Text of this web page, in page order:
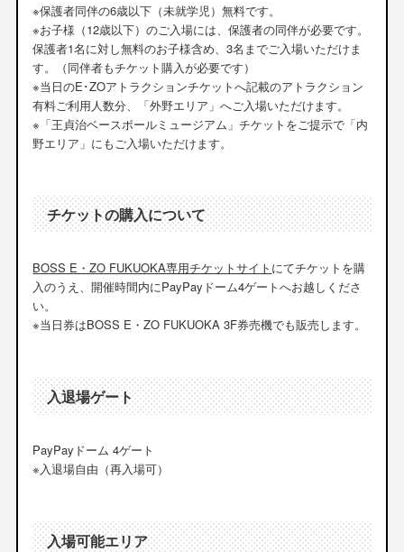
※保護者同伴の6歳以下（未就学児）無料です。
※お子様（12歳以下）のご入場には、保護者の同伴が必要です。
保護者1名に対し無料のお子様含め、3名までご入場いただけま
す。（同伴者もチケット購入が必要です）
※当日のE･ZOアトラクションチケットへ記載のアトラクション
有料ご利用人数分、「外野エリア」へご入場いただけます。
※「王貞治ベースボールミュージアム」チケットをご提示で「内
野エリア」にもご入場いただけます。
チケットの購入について
BOSS E・ZO FUKUOKA専用チケットサイト にてチケットを購
入のうえ、開催時間内にPayPayドーム4ゲートへお越しくださ
い。
※当日券はBOSS E・ZO FUKUOKA 3F券売機でも販売します。
入退場ゲート
PayPayドーム 4ゲート
※入退場自由（再入場可）
入場可能エリア